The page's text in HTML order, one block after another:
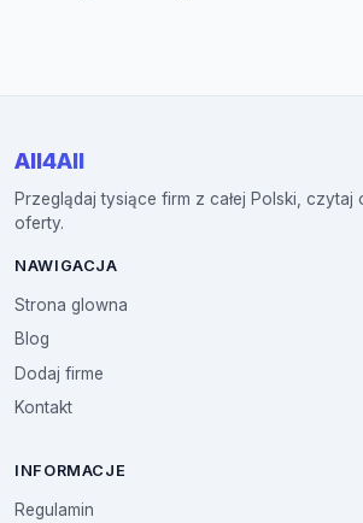
All4All
Przeglądaj tysiące firm z całej Polski, czytaj
oferty.
NAWIGACJA
Strona glowna
Blog
Dodaj firme
Kontakt
INFORMACJE
Regulamin